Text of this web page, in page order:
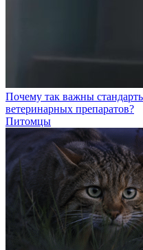
Почему так важны
ветеринарных препаратов?
Питомцы